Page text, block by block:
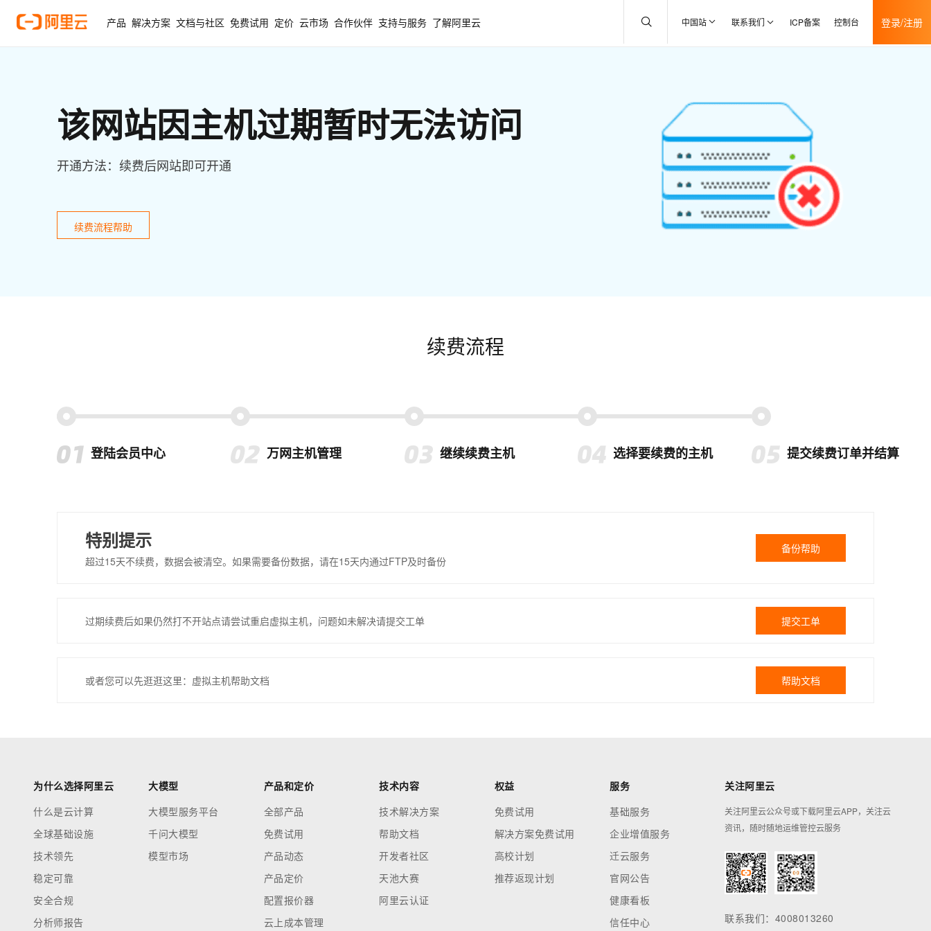
产品 解决方案 文档与社区 免费试用 定价 云市场 合作伙伴 支持与服务 了解阿里云 中国站 联系我们 ICP备案 控制台 登录/注册
该网站因主机过期暂时无法访问
开通方法：续费后网站即可开通
续费流程帮助
续费流程
登陆会员中心 万网主机管理 继续续费主机 选择要续费的主机 提交续费订单并结算
特别提示
超过15天不续费，数据会被清空。如果需要备份数据，请在15天内通过FTP及时备份
备份帮助
过期续费后如果仍然打不开站点请尝试重启虚拟主机，问题如未解决请提交工单 提交工单
或者您可以先逛逛这里：虚拟主机帮助文档 帮助文档